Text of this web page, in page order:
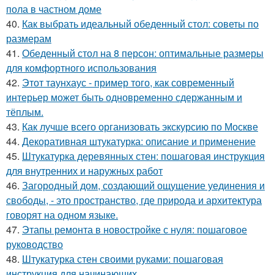
пола в частном доме
40. Как выбрать идеальный обеденный стол: советы по
размерам
41. Обеденный стол на 8 персон: оптимальные размеры
для комфортного использования
42. Этот таунхаус - пример того, как современный
интерьер может быть одновременно сдержанным и
тёплым.
43. Как лучше всего организовать экскурсию по Москве
44. Декоративная штукатурка: описание и применение
45. Штукатурка деревянных стен: пошаговая инструкция
для внутренних и наружных работ
46. Загородный дом, создающий ощущение уединения и
свободы, - это пространство, где природа и архитектура
говорят на одном языке.
47. Этапы ремонта в новостройке с нуля: пошаговое
руководство
48. Штукатурка стен своими руками: пошаговая